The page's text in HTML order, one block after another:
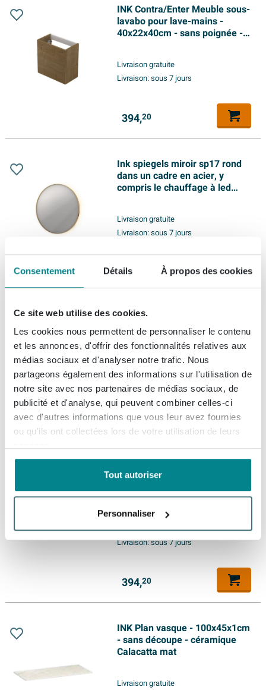
Consentement Détails À propos des cookies
Ce site web utilise des cookies.
Les cookies nous permettent de personnaliser le contenu
et les annonces, d'offrir des fonctionnalités relatives aux
médias sociaux et d'analyser notre trafic. Nous
partageons également des informations sur l'utilisation de
notre site avec nos partenaires de médias sociaux, de
publicité et d'analyse, qui peuvent combiner celles-ci
avec d'autres informations que vous leur avez fournies
ou qu'ils ont collectées lors de votre utilisation de leurs
Tout autoriser
Personnaliser
INK Contra/Enter Meuble sous-
lavabo pour lave-mains -
40x22x40cm - sans poignée - 1
Livraison gratuite
Livraison:sous 7 jours
394,20
Ink spiegels miroir sp17 rond
dans un cadre en acier, y
compris le chauffage à led
80x80cm or mat
Livraison gratuite
Livraison:sous 7 jours
614,
Ink meuble 2 tiroirs sans
poignée décor bois avec cadre
tournant en bois un symétrique
70x65x45cm chêne pur
Livraison gratuite
Livraison:sous 7 jours
903,
INK Plan vasque - 160x45x1cm
Lauren noir mat
Livraison gratuite
Livraison:sous 7 jours
394,20
INK Plan vasque - 100x45x1cm
- sans découpe - céramique
Calacatta mat
Livraison gratuite